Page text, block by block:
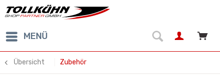
MENÜ
Übersicht Zubehör